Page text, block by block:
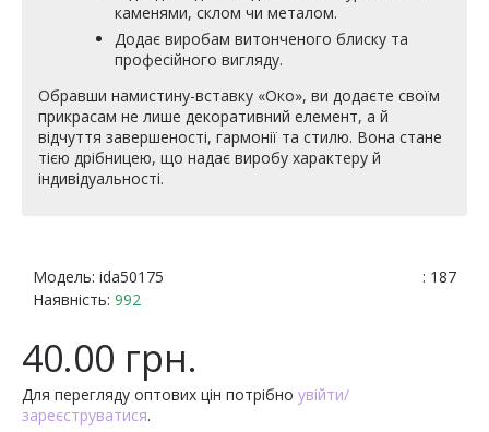
каменями, склом чи металом.
Додає виробам витонченого блиску та
професійного вигляду.
Обравши намистину-вставку «Око», ви додаєте своїм
прикрасам не лише декоративний елемент, а й
відчуття завершеності, гармонії та стилю. Вона стане
тією дрібницею, що надає виробу характеру й
індивідуальності.
: 187
Модель: ida50175
Наявність: 992
40.00 грн.
Для перегляду оптових цін потрібно увійти/
зареєструватися.